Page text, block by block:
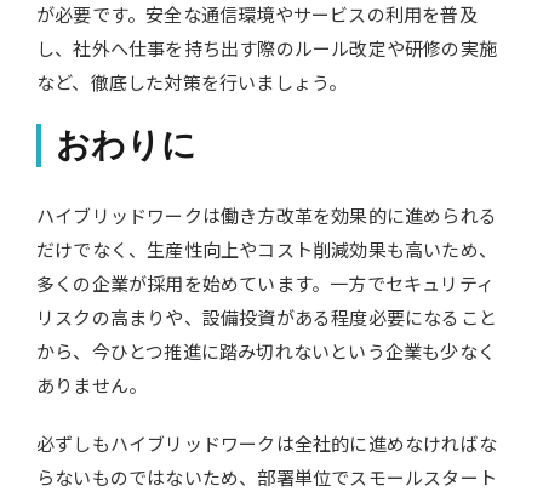
が必要です。安全な通信環境やサービスの利用を普及
し、社外へ仕事を持ち出す際のルール改定や研修の実施
など、徹底した対策を行いましょう。
おわりに
ハイブリッドワークは働き方改革を効果的に進められる
だけでなく、生産性向上やコスト削減効果も高いため、
多くの企業が採用を始めています。一方でセキュリティ
リスクの高まりや、設備投資がある程度必要になること
から、今ひとつ推進に踏み切れないという企業も少なく
ありません。
必ずしもハイブリッドワークは全社的に進めなければな
らないものではないため、部署単位でスモールスタート